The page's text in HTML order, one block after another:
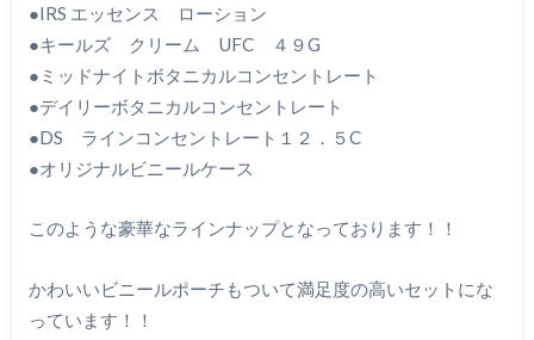
●IRS エッセンス ローション
●キールズ クリーム UFC ４９G
●ミッドナイトボタニカルコンセントレート
●デイリーボタニカルコンセントレート
●DS ラインコンセントレート１２．５C
●オリジナルビニールケース
このような豪華なラインナップとなっております！！
かわいいビニールポーチもついて満足度の高いセットにな
っています！！